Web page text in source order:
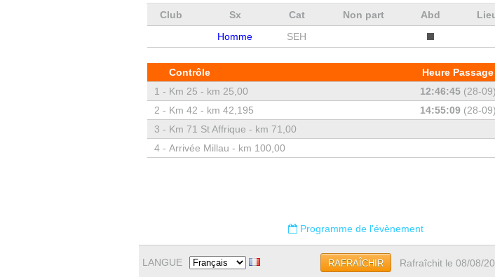
Club Sx Cat Non part Abd
Homme
SEH
Contrôle Heure Passage
1 - Km 25 - km 25,00 12:46:45(28-09)
2 - Km 42 - km 42,195 14:55:09(28-09)
3 - Km 71 St Affrique - km 71,00
4 - Arrivée Millau - km 100,00
Programme de l'évènement
LANGUE RAFRAÎCHIR Rafraîchit le 08/08/